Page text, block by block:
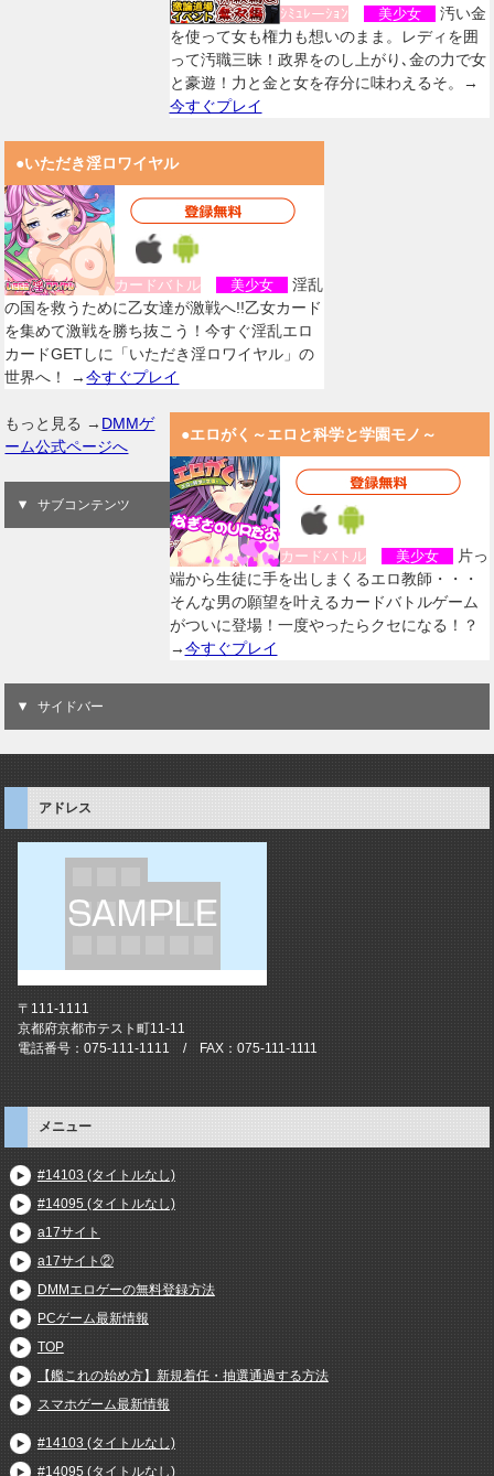
ｼﾐｭﾚーｼｮﾝ 美少女
汚い金
を使って女も権力も想いのまま。レディを囲
って汚職三昧！政界をのし上がり､金の力で女
と豪遊！力と金と女を存分に味わえるそ。→
今すぐプレイ
●いただき淫ロワイヤル
カードバトル 美少女
淫乱
の国を救うために乙女達が激戦へ!!乙女カード
を集めて激戦を勝ち抜こう！今すぐ淫乱エロ
カードGETしに「いただき淫ロワイヤル」の
世界へ！ →今すぐプレイ
●エロがく～エロと科学と学園モノ～
カードバトル 美少女
片っ
端から生徒に手を出しまくるエロ教師・・・
そんな男の願望を叶えるカードバトルゲーム
がついに登場！一度やったらクセになる！？
→今すぐプレイ
もっと見る → DMMゲ
ーム公式ページへ
サブコンテンツ
サイドバー
アドレス
〒111-1111
京都府京都市テスト町11-11
電話番号：075-111-1111 / FAX：075-111-1111
メニュー
#14103 (タイトルなし)
#14095 (タイトルなし)
a17サイト
a17サイト②
DMMエロゲーの無料登録方法
PCゲーム最新情報
TOP
【艦これの始め方】新規着任・抽選通過する方法
スマホゲーム最新情報
#14103 (タイトルなし)
#14095 (タイトルなし)